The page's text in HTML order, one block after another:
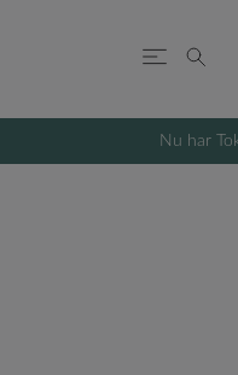
Nu har